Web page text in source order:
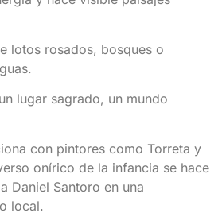
lotos rosados, bosques o
lugar sagrado, un mundo
con pintores como Torreta y
onírico de la infancia se hace
Daniel Santoro en una
local.